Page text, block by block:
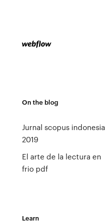
On the blog
Jurnal scopus indonesia
2019
El arte de la lectura en
frio pdf
Learn